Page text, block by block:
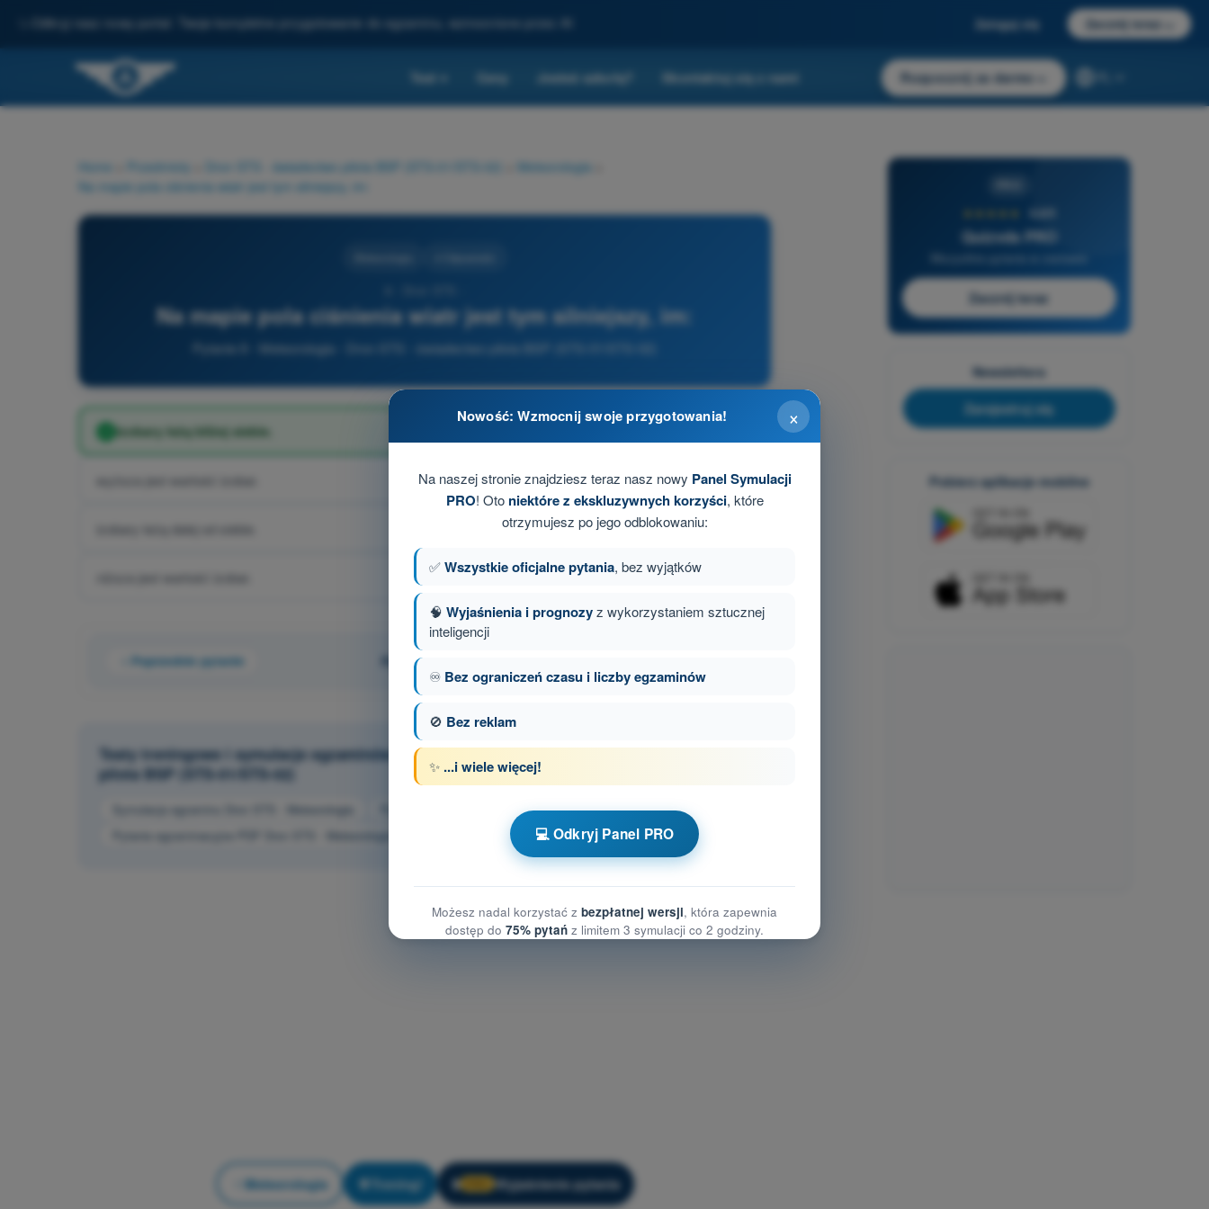
Odkryj nasz nowy portal: Twoje kompletne przygotowanie do egzaminu, wzmocnione przez AI Zaloguj się Zacznij teraz
Test Ceny Jesteś szkołą? Skontaktuj się z nami Rozpocznij za darmo
Home Przedmioty Dron STS - świadectwo pilota BSP (STS-01/STS-02) Meteorologia
Na mapie pola ciśnienia wiatr jest tym silniejszy, im:
Na mapie pola ciśnienia wiatr jest tym silniejszy, im:
Pytanie 8 - Meteorologia - Dron STS - świadectwo pilota BSP (STS-01/STS-02)
izobary leżą bliżej siebie.
wyższa jest wartość izobar.
izobary leżą dalej od siebie.
niższa jest wartość izobar.
Poprzednie pytanie Pytanie 8 z 136
Testy treningowe i symulacje egzaminów z limitem czasowym Dron STS - świadectwo
pilota BSP (STS-01/STS-02)
Symulacja egzaminu Dron STS - Meteorologia
Pytania treningowe Dron STS - Meteorologia
Pytania egzaminacyjne PDF Dron STS - Meteorologia
Meteorologia Trening! 🔒 Wyjaśnienie pytania
4,6/5
Quizvds PRO
Zacznij teraz
Newslettera
Zarejestruj się
Pobierz aplikacje mobilne
×
Nowość: Wzmocnij swoje przygotowania!
Na naszej stronie znajdziesz teraz nasz nowy Panel Symulacji
PRO! Oto niektóre z ekskluzywnych korzyści, które
otrzymujesz po jego odblokowaniu:
✅Wszystkie oficjalne pytania, bez wyjątków
🧠 Wyjaśnienia i prognozyz wykorzystaniem sztucznej
inteligencji
♾️ Bez ograniczeń czasu i liczby egzaminów
🚫 Bez reklam
✨ ...i wiele więcej!
💻 Odkryj Panel PRO
Możesz nadal korzystać z bezpłatnej wersji, która zapewnia
dostęp do 75% pytań z limitem 3 symulacji co 2 godziny.